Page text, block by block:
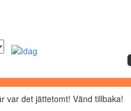
var det jättetomt! Vänd tillbaka!